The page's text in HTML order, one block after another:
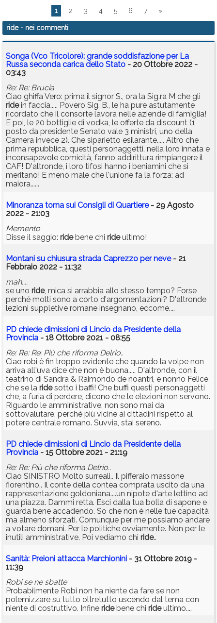
1 2 3 4 5 6 7 »
ride- nei commenti
Songa (Vco Tricolore): grande soddisfazione per La
Russa seconda carica dello Stato - 20 Ottobre 2022 -
03:43
Re: Re: Brucia
Ciao ghiffa Vero: prima il signor S., ora la Sig.ra M che gli
ridein faccia..... Povero Sig. B., le ha pure astutamente
ricordato che il consorte lavora nelle aziende di famiglia!
E poi, le 20 bottiglie di vodka, le offerte da discount (1
posto da presidente Senato vale 3 ministri, uno della
Camera invece 2). Che siparietto esilarante..... Altro che
prima repubblica, questi personaggetti, nella loro innata e
inconsapevole comicità, fanno addirittura rimpiangere il
CAF! D'altronde, i loro tifosi hanno i beniamini che si
meritano! E meno male che l'unione fa la forza: ad
maiora......
Minoranza torna sui Consigli di Quartiere- 29 Agosto
2022 - 21:03
Memento
Disse il saggio: ridebene chi rideultimo!
Montani su chiusura strada Caprezzo per neve- 21
Febbraio 2022 - 11:32
mah....
se uno ride, mica si arrabbia allo stesso tempo? Forse
perché molti sono a corto d'argomentazioni? D'altronde
lezioni suppletive romane insegnano, eccome....
PD chiede dimissioni di Lincio da Presidente della
Provincia - 18 Ottobre 2021 - 08:55
Re: Re: Re: Più che riforma Delrio..
Ciao robi è fin troppo evidente che quando la volpe non
arriva all'uva dice che non è buona..... D'altronde, con il
teatrino di Sandra & Raimondo de noantri, e nonno Felice
che se la ridesotto i baffi! Che buffi questi personaggetti
che, a furia di perdere, dicono che le elezioni non servono.
Riguardo le amministrative, non sono mai da
sottovalutare, perché più vicine ai cittadini rispetto al
potere centrale romano. Suvvia, stai sereno.
PD chiede dimissioni di Lincio da Presidente della
Provincia - 15 Ottobre 2021 - 21:19
Re: Re: Più che riforma Delrio..
Ciao SINISTRO Molto surreali.. Il pifferaio massone
fiorentino.. Il conte della contea comprata uscito da una
rappresentazione goldoniana....un nipote d'arte lettino ad
una piazza. Dammi retta. Esci dalla tua bolla di sapone e
guarda bene accadendo. So che non è nelle tue capacità
ma almeno sforzati. Comunque per me possiamo andare
a votare domani. Per le politiche ovviamente. Non per le
inutili amministrative. Poi vediamo chi ride..
Sanità: Preioni attacca Marchionini - 31 Ottobre 2019 -
11:39
Robi se ne sbatte
Probabilmente Robi non ha niente da fare se non
polemizzare su tutto oltretutto uscendo dal tema con
niente di costruttivo. Infine ridebene chi rideultimo....